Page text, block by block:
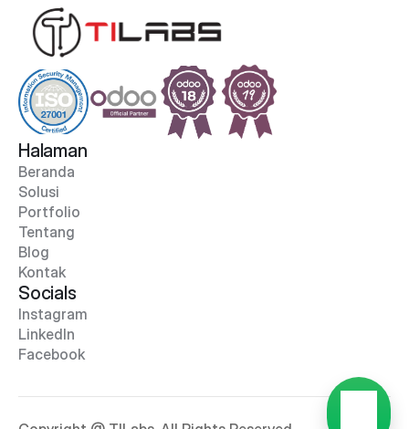
Halaman
Beranda
Solusi
Portfolio
Tentang
Blog
Kontak
Socials
Instagram
LinkedIn
Facebook